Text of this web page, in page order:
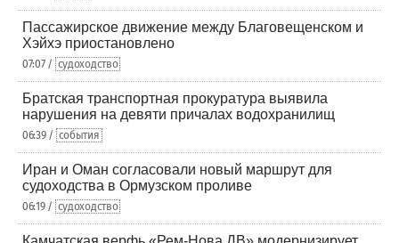
Пассажирское движение между Благовещенском и
Хэйхэ приостановлено
07:07 / судоходство
Братская транспортная прокуратура выявила
нарушения на девяти причалах водохранилищ
06:39 / события
Иран и Оман согласовали новый маршрут для
судоходства в Ормузском проливе
06:19 / судоходство